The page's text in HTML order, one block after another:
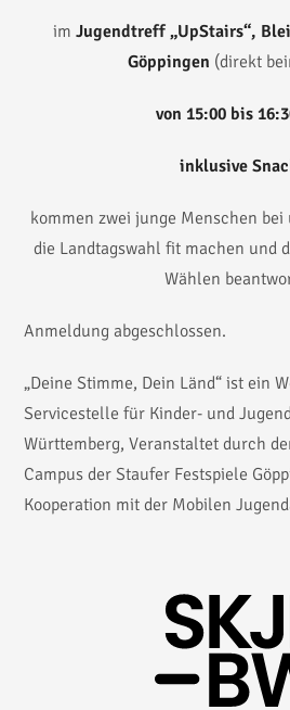
im Jugendtreff „UpStairs“,
Göppingen (direkt
von 15:00 bis
inklusive
kommen zwei junge Menschen
die Landtagswahl fit machen und
Wählen
Anmeldung abgeschlossen.
„Deine Stimme, Dein Länd“ ist ein
Servicestelle für Kinder- und
Württemberg, Veranstaltet durch
Campus der Staufer Festspiele
Kooperation mit der Mobilen